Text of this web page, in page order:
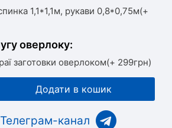
1,1*1,1м, рукави 0,8*0,75м(+
оверлоку:
заготовки оверлоком(+ 299грн)
Додати в кошик
канал